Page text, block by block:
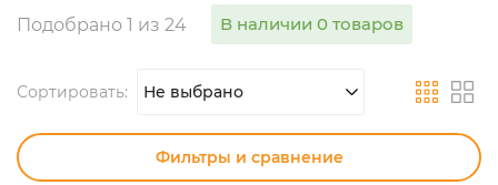
Подобрано 1 из 24 В наличии 0 товаров
Сортировать: Не выбрано
Фильтры и сравнение